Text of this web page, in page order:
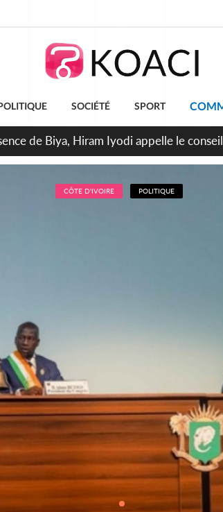
SOCIÉTÉ SPORT
au PDCI-RDA, Lessiehi bannit les
CÔTE D'IVOIRE POLITIQUE